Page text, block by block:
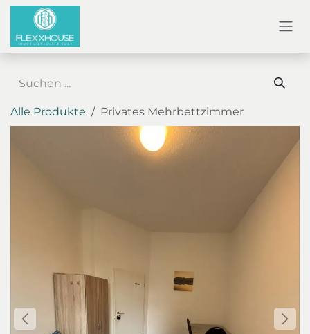
ZUM INHALT SPRINGEN
Alle Produkte Privates Mehrbettzimmer